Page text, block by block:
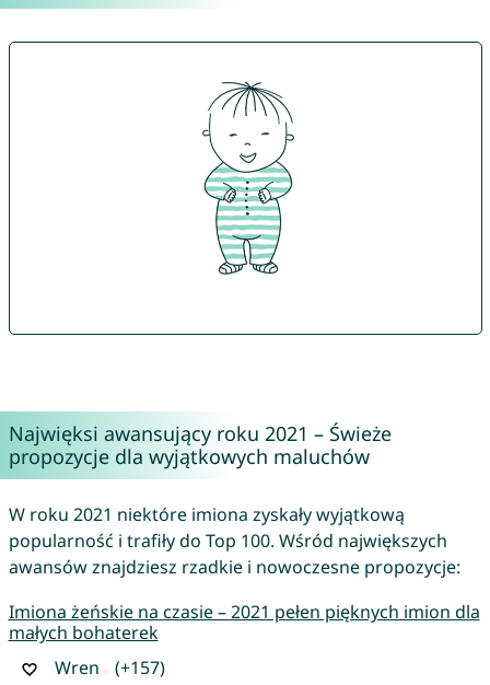
Najwięksi awansujący roku 2021 – Świeże
propozycje dla wyjątkowych maluchów
W roku 2021 niektóre imiona zyskały wyjątkową
popularność i trafiły do Top 100. Wśród największych
awansów znajdziesz rzadkie i nowoczesne propozycje:
Imiona żeńskie na czasie – 2021 pełen pięknych imion dla
małych bohaterek
Wren
(+157)